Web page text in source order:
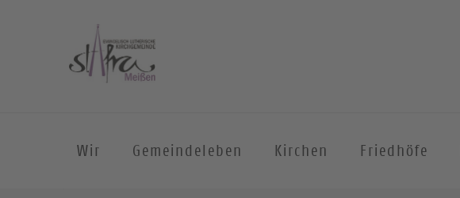
Wir Gemeindeleben Kirchen Friedhöfe